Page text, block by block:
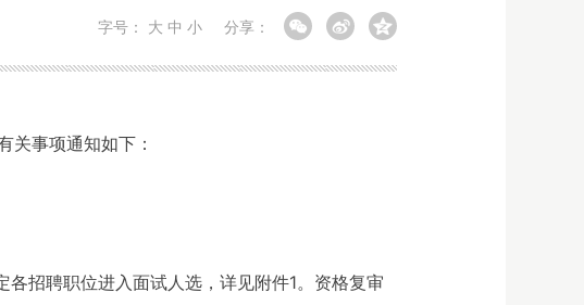
字号： 大 中 小 分享：
关事项通知如下：
招聘职位进入面试人选，详见附件1。资格复审